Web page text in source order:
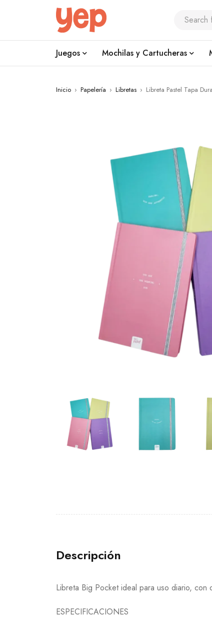
Juegos Mochilas y Cartucheras
Inicio › Papelería › Libretas › Libreta Pastel Tapa
Descripción
Libreta Big Pocket ideal para uso diario,
ESPECIFICACIONES